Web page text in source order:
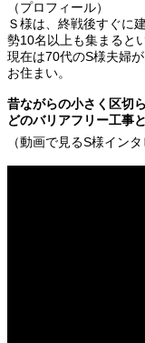
（プロフィール）
Ｓ様は、終戦後すぐに
勢10名以上も集まると
現在は70代のS様夫婦
お住まい。
昔ながらの小さく区切
どのバリアフリー工事
（動画で見るS様イン